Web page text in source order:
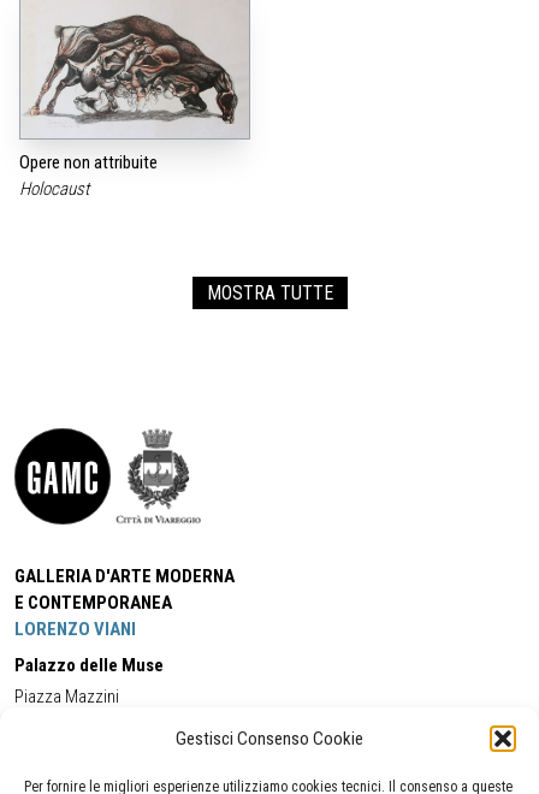
Gestisci Consenso Cookie
Per fornire le migliori esperienze utilizziamo cookies tecnici. Il consenso a queste
Opere non attribuite
Holocaust
MOSTRA TUTTE
GALLERIA D'ARTE MODERNA
E CONTEMPORANEA
LORENZO VIANI
Palazzo delle Muse
Piazza Mazzini
Cell:+39 338 5714978 (orario apertura Galleria)
Tel:
+39 0584 944580
(orario 09.00/13.00)